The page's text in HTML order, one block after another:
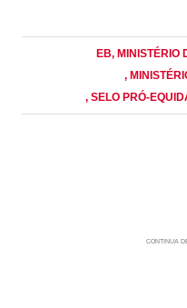
EB, MINISTÉRIO
,
, SELO PRÓ-